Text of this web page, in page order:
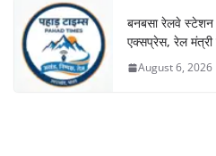
बनबसा रेलवे
एक्सप्रेस, रेल मंत्री
August 6, 2026